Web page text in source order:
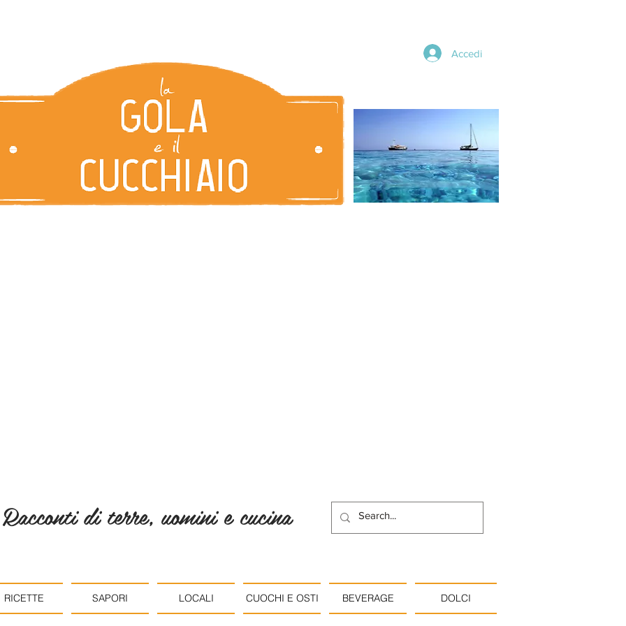
Accedi
Racconti di terre, uomini e cucina
RICETTE SAPORI LOCALI CUOCHI E OSTI BEVERAGE DOLCI